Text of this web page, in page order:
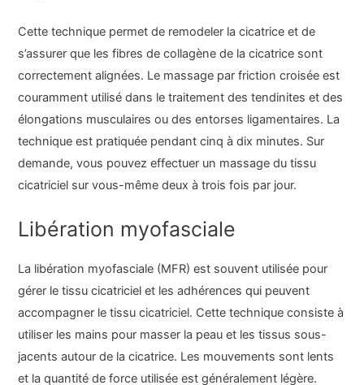
Cette technique permet de remodeler la cicatrice et de
s’assurer que les fibres de collagène de la cicatrice sont
correctement alignées. Le massage par friction croisée est
couramment utilisé dans le traitement des tendinites et des
élongations musculaires ou des entorses ligamentaires. La
technique est pratiquée pendant cinq à dix minutes. Sur
demande, vous pouvez effectuer un massage du tissu
cicatriciel sur vous-même deux à trois fois par jour.
Libération myofasciale
La libération myofasciale (MFR) est souvent utilisée pour
gérer le tissu cicatriciel et les adhérences qui peuvent
accompagner le tissu cicatriciel. Cette technique consiste à
utiliser les mains pour masser la peau et les tissus sous-
jacents autour de la cicatrice. Les mouvements sont lents
et la quantité de force utilisée est généralement légère.